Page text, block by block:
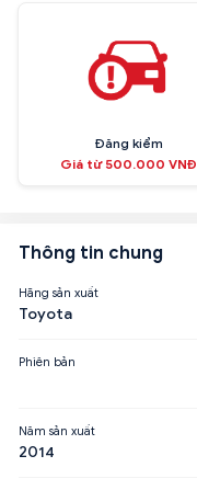
Đăng kiểm
Giá từ 500.000 VNĐ
Thông tin chung
Hãng sản xuất
Toyota
Phiên bản
Năm sản xuất
2014